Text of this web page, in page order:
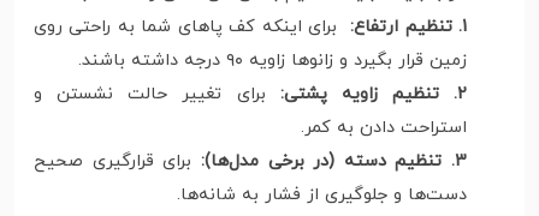
1. تنظیم ارتفاع:
برای اینکه کف پاهای شما به راحتی روی
زمین قرار بگیرد و زانوها زاویه ۹۰ درجه داشته باشند.
2. تنظیم زاویه پشتی:
برای تغییر حالت نشستن و
استراحت دادن به کمر.
3. تنظیم دسته (در برخی مدل‌ها):
برای قرارگیری صحیح
دست‌ها و جلوگیری از فشار به شانه‌ها.